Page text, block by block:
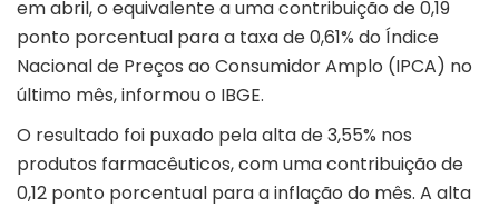
em abril, o equivalente a uma contribuição de 0,19
ponto porcentual para a taxa de 0,61% do Índice
Nacional de Preços ao Consumidor Amplo (IPCA) no
último mês, informou o IBGE.
O resultado foi puxado pela alta de 3,55% nos
produtos farmacêuticos, com uma contribuição de
0,12 ponto porcentual para a inflação do mês. A alta